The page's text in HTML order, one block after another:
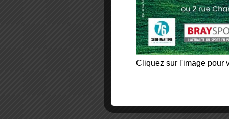
Cliquez sur l'image pour